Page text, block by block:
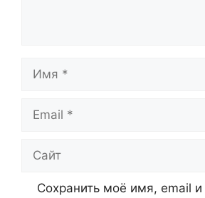
Имя
Email
Сайт
Сохранить моё имя, email и